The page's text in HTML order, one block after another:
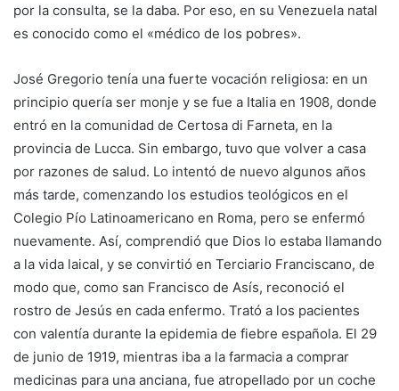
por la consulta, se la daba. Por eso, en su Venezuela natal
es conocido como el «médico de los pobres».
José Gregorio tenía una fuerte vocación religiosa: en un
principio quería ser monje y se fue a Italia en 1908, donde
entró en la comunidad de Certosa di Farneta, en la
provincia de Lucca. Sin embargo, tuvo que volver a casa
por razones de salud. Lo intentó de nuevo algunos años
más tarde, comenzando los estudios teológicos en el
Colegio Pío Latinoamericano en Roma, pero se enfermó
nuevamente. Así, comprendió que Dios lo estaba llamando
a la vida laical, y se convirtió en Terciario Franciscano, de
modo que, como san Francisco de Asís, reconoció el
rostro de Jesús en cada enfermo. Trató a los pacientes
con valentía durante la epidemia de fiebre española. El 29
de junio de 1919, mientras iba a la farmacia a comprar
medicinas para una anciana, fue atropellado por un coche